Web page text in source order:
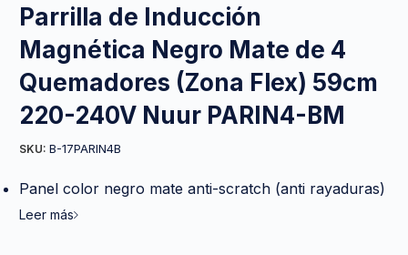
Parrilla de Inducción
Magnética Negro Mate de 4
Quemadores (Zona Flex) 59cm
220-240V Nuur PARIN4-BM
SKU: B-17PARIN4B
Panel color negro mate anti-scratch (anti rayaduras)
Leer más